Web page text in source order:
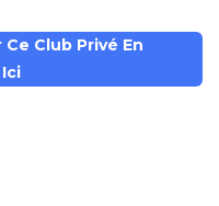
Club Privé En